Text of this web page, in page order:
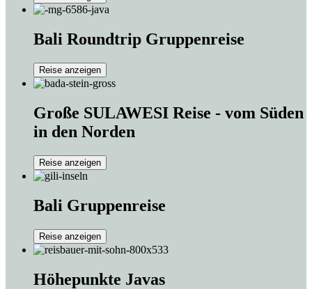
Bali Roundtrip Gruppenreise
Reise anzeigen
Große SULAWESI Reise - vom Süden
in den Norden
Reise anzeigen
Bali Gruppenreise
Reise anzeigen
Höhepunkte Javas